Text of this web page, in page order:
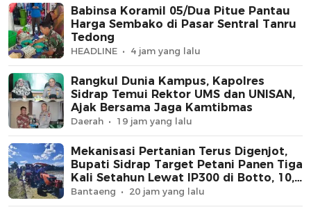
Babinsa Koramil 05/Dua Pitue Pantau
Harga Sembako di Pasar Sentral Tanru
Tedong
HEADLINE 4 jam yang lalu
Rangkul Dunia Kampus, Kapolres
Sidrap Temui Rektor UMS dan UNISAN,
Ajak Bersama Jaga Kamtibmas
Daerah 19 jam yang lalu
Mekanisasi Pertanian Terus Digenjot,
Bupati Sidrap Target Petani Panen Tiga
Kali Setahun Lewat IP300 di Botto, 10,5
Hektare Sawah Langsung Diolah
dengan Rotavator dan Traktor
Bantaeng 20 jam yang lalu